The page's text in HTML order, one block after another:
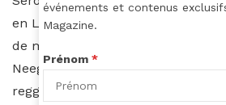
en Live avec ses musiciens,
de musiques métissées africaines
Neega Mass, rappeur sénégalais,
reggae, Saniyah Shadey,
événements et contenus
Magazine.
Prénom *